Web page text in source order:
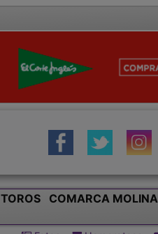
TOROS
COMARCA MOLINA